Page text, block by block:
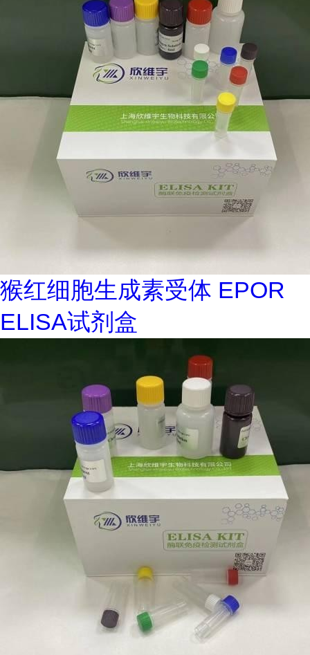
猴红细胞生成素受体 EPOR
ELISA试剂盒